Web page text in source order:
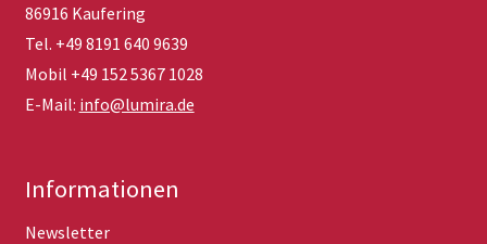
86916 Kaufering
Tel. +49 8191 640 9639
Mobil +49 152 5367 1028
E-Mail: info@lumira.de
Informationen
Newsletter